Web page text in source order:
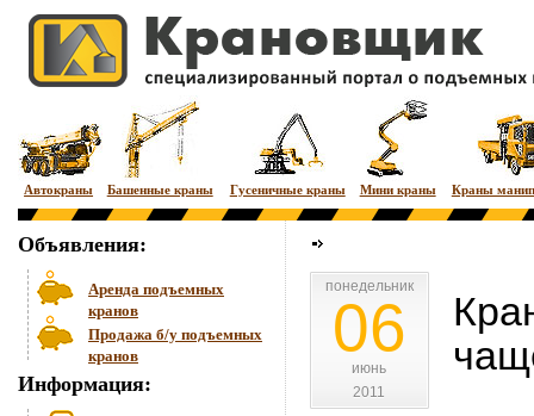
Автокраны Башенные краны Гусеничные краны Мини краны Краны
Объявления:
Аренда подъемных
кранов
Продажа б/у подъемных
кранов
Информация:
понедельник
понедельник
06
июнь
июнь
2011
2011